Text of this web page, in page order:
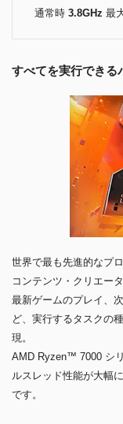
通常時 3.8GHz 最
すべてを実行できる
世界で最も先進的なプ
コンテンツ・クリエー
最新ゲームのプレイ、
ど、実行するタスクの
現。
AMD Ryzen™ 7000 シ
ルスレッド性能が大幅
です。